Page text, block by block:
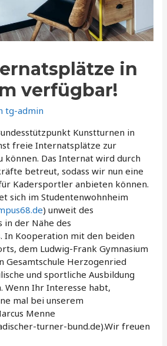
in
verfügbar!
tg-admin
Kunstturnen in
freie Internatsplätze zur
können. Das Internat wird durch
betreut, sodass wir nun eine
Kadersportler anbieten können.
sich im Studentenwohnheim
) unweit des
in der Nähe des
In Kooperation mit den beiden
dem Ludwig-Frank Gymnasium
Herzogenried
und sportliche Ausbildung
Wenn Ihr Interesse habt,
mal bei unserem
Menne
turner-bund.de).Wir freuen